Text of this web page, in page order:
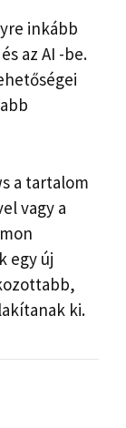
inkább
az AI -be.
a tartalom
vagy a
egy új
ki.